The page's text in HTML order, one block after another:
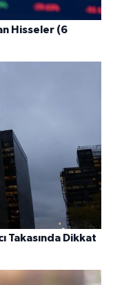
Hisseler (6
Takasında Dikkat